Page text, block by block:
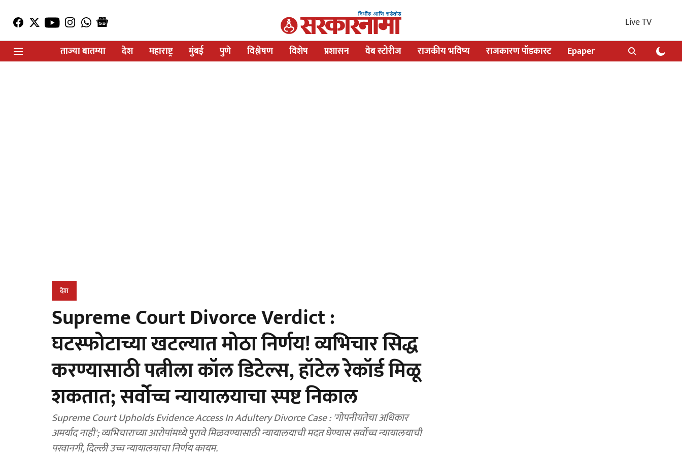
Live TV
ताज्या बातम्या
देश महाराष्ट्र मुंबई पुणे विश्लेषण विशेष प्रशासन वेब स्टोरीज राजकीय भविष्य राजकारण पॉडकास्ट Epaper
देश
Supreme Court Divorce Verdict :
घटस्फोटाच्या खटल्यात मोठा निर्णय! व्यभिचार सिद्ध
करण्यासाठी पत्नीला कॉल डिटेल्स, हॉटेल रेकॉर्ड मिळू
शकतात; सर्वोच्च न्यायालयाचा स्पष्ट निकाल
Supreme Court Upholds Evidence Access In Adultery Divorce Case : 'गोपनीयतेचा अधिकार
अमर्याद नाही'; व्यभिचाराच्या आरोपांमध्ये पुरावे मिळवण्यासाठी न्यायालयाची मदत घेण्यास सर्वोच्च न्यायालयाची
परवानगी, दिल्ली उच्च न्यायालयाचा निर्णय कायम.